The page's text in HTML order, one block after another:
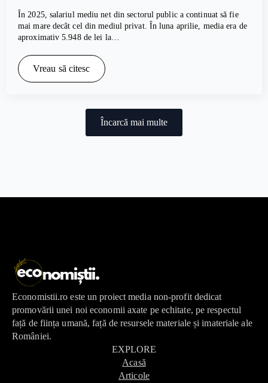
În 2025, salariul mediu net din sectorul public a continuat să fie
mai mare decât cel din mediul privat. În luna aprilie, media era de
aproximativ 5.948 de lei la…
Vreau să citesc
Încarcă mai multe
Economistii.ro este un proiect media non-profit dedicat
promovării unei noi economii axate pe echitate, pe respectul
față de ființa umană, față de resursele materiale și imateriale ale
României.
EXPLORE
Acasă
Articole